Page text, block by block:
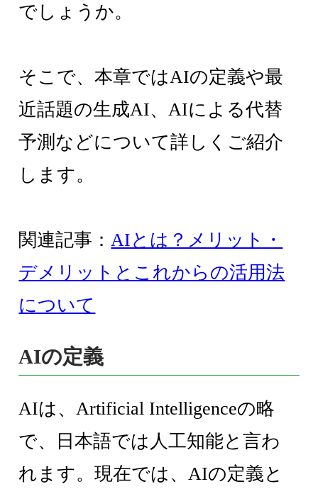
でしょうか。
そこで、本章ではAIの定義や最
近話題の生成AI、AIによる代替
予測などについて詳しくご紹介
します。
関連記事：AIとは？メリット・
デメリットとこれからの活用法
について
AIの定義
AIは、Artificial Intelligenceの略
で、日本語では人工知能と言わ
れます。現在では、AIの定義と